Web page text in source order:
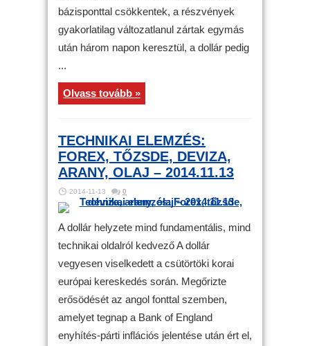
bázisponttal csökkentek, a részvények
gyakorlatilag változatlanul zártak egymás
után három napon keresztül, a dollár pedig
...
Olvass tovább »
TECHNIKAI ELEMZÉS:
FOREX, TŐZSDE, DEVIZA,
ARANY, OLAJ – 2014.11.13
2014-11-13 0
A dollár helyzete mind fundamentális, mind
technikai oldalról kedvező A dollár
vegyesen viselkedett a csütörtöki korai
európai kereskedés során. Megőrizte
erősödését az angol fonttal szemben,
amelyet tegnap a Bank of England
enyhítés-párti inflációs jelentése után ért el,